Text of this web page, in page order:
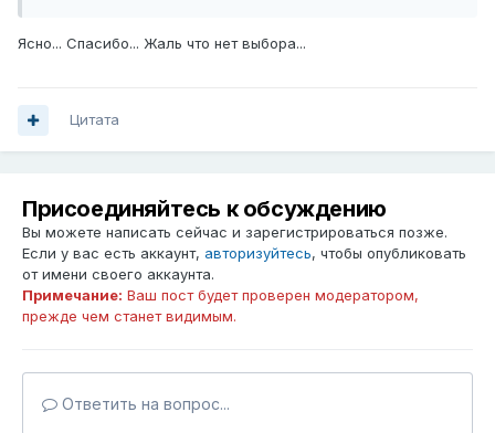
Ясно... Спасибо... Жаль что нет выбора...
Цитата
Присоединяйтесь к обсуждению
Вы можете написать сейчас и зарегистрироваться позже.
Если у вас есть аккаунт, авторизуйтесь, чтобы опубликовать
от имени своего аккаунта.
Примечание: Ваш пост будет проверен модератором,
прежде чем станет видимым.
Ответить на вопрос...